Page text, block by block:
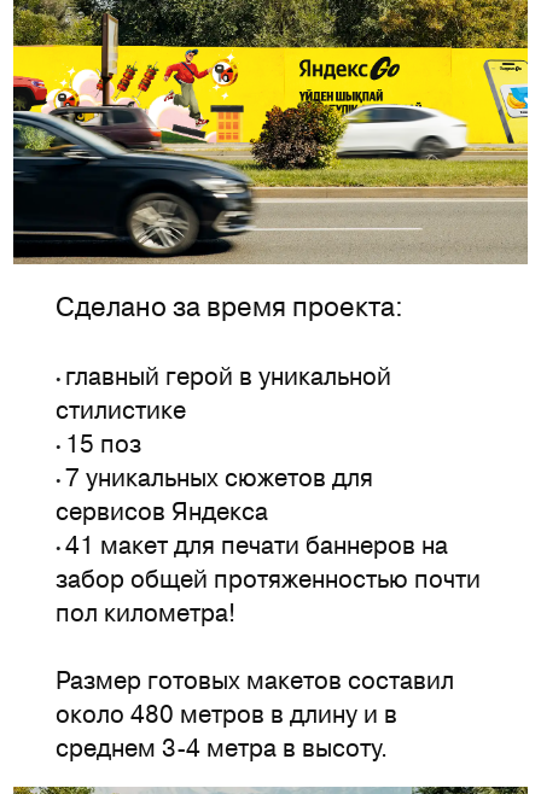
Сделано за время проекта:
• главный герой в уникальной
стилистике
• 15 поз
• 7 уникальных сюжетов для
сервисов Яндекса
• 41 макет для печати баннеров на
забор общей протяженностью почти
пол километра!
Размер готовых макетов составил
около 480 метров в длину и в
среднем 3-4 метра в высоту.